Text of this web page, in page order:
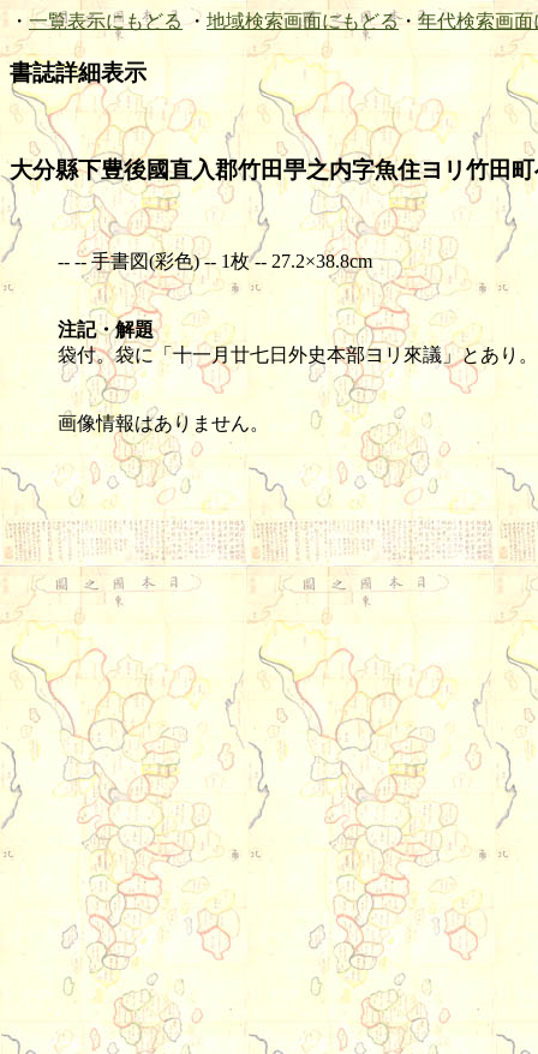
・ 一覧表示にもどる ・ 地域検索画面にもどる・ 年代検索画面
書誌詳細表示
大分縣下豊後國直入郡竹田甼之内字魚住ヨリ竹田
-- -- 手書図(彩色) -- 1枚 -- 27.2×38.8cm
注記・解題
袋付。袋に「十一月廿七日外史本部ヨリ來議」とあり。
画像情報はありません。